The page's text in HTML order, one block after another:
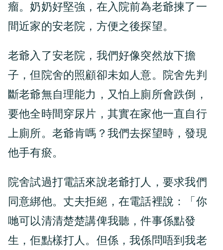
瘤。奶奶好堅強，在入院前為老爺揀了一
間近家的安老院，方便之後探望。
老爺入了安老院，我們好像突然放下擔
子，但院舍的照顧卻未如人意。院舍先判
斷老爺無自理能力，又怕上廁所會跌倒，
要他全時間穿尿片，其實在家他一直自行
上廁所。老爺肯嗎？我們去探望時，發現
他手有瘀。
院舍試過打電話來說老爺打人，要求我們
同意綁他。丈夫拒絕，在電話裡說：「你
哋可以清清楚楚講俾我聽，件事係點發
生，佢點樣打人。但係，我係問唔到我老